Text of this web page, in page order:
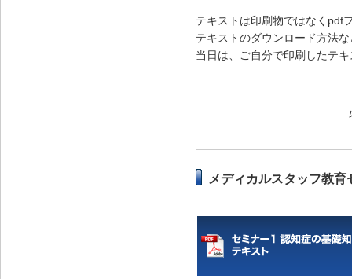
テキストは印刷物ではなくpdf
テキストのダウンロード方法
当日は、ご自分で印刷したテ
メディカルスタッフ教